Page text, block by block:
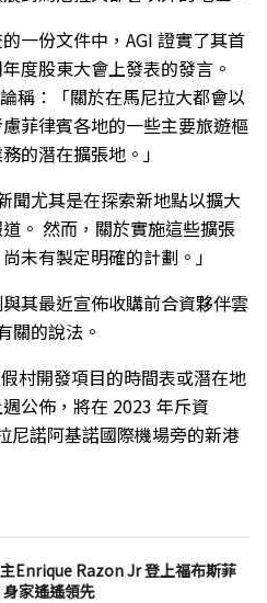
一份文件中，AGI 證實了其首
度股東大會上發表的發言。
稱：「關於在馬尼拉大都會以
菲律賓各地的一些主要旅遊樞
的潛在擴張地。」
聞尤其是在探索新地點以擴大
。 然而，關於實施這些擴張
未有製定明確的計劃。」
其最近宣佈收購前合資夥伴雲
關的說法。
村開發項目的時間表或潛在地
公佈，將在 2023 年斥資
尼諾阿基諾國際機場旁的新港
Enrique Razon Jr 登上福布斯菲
家遙遙領先